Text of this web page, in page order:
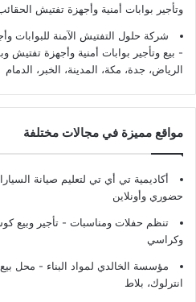
وتأجير بوابات أمنية وأجهزة تفتيش
شركة حلول التفتيش الآمنة للبوابات
- بيع وتأجير بوابات أمنية وأجهزة تفتيش
الرياض، جدة، مكة، المدينة، الخبر، الدمام
مواقع مميزة في مجالات مختلفة
أكاديمية تي أي تي لتعليم صيانة
حضوري وأونلاين
تنظم حفلات ومناسبات - تأجير وبيع
وكراسي
مؤسسة الخالدي لمواد البناء - محل
انترلوك، بلاط